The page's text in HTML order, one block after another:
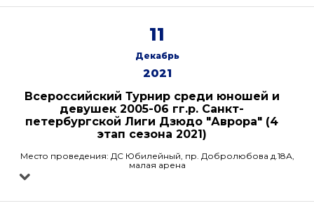
11
Декабрь
2021
Всероссийский Турнир среди юношей и
девушек 2005-06 гг.р. Санкт-
петербургской Лиги Дзюдо "Аврора" (4
этап сезона 2021)
Место проведения: ДС Юбилейный, пр. Добролюбова д.18А,
малая арена